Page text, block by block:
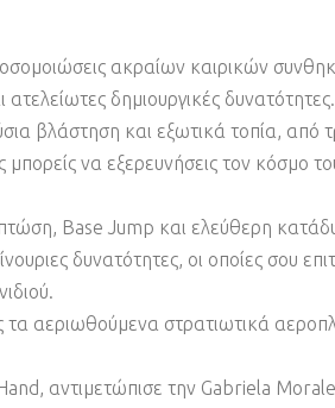
ακραίων καιρικών
δημιουργικές δυνατότητες.
βλάστηση και εξωτικά τοπία, από
να εξερευνήσεις τον κόσμο
Base Jump και ελεύθερη
δυνατότητες, οι οποίες σου
τα αεριωθούμενα στρατιωτικά
αντιμετώπισε την Gabriela